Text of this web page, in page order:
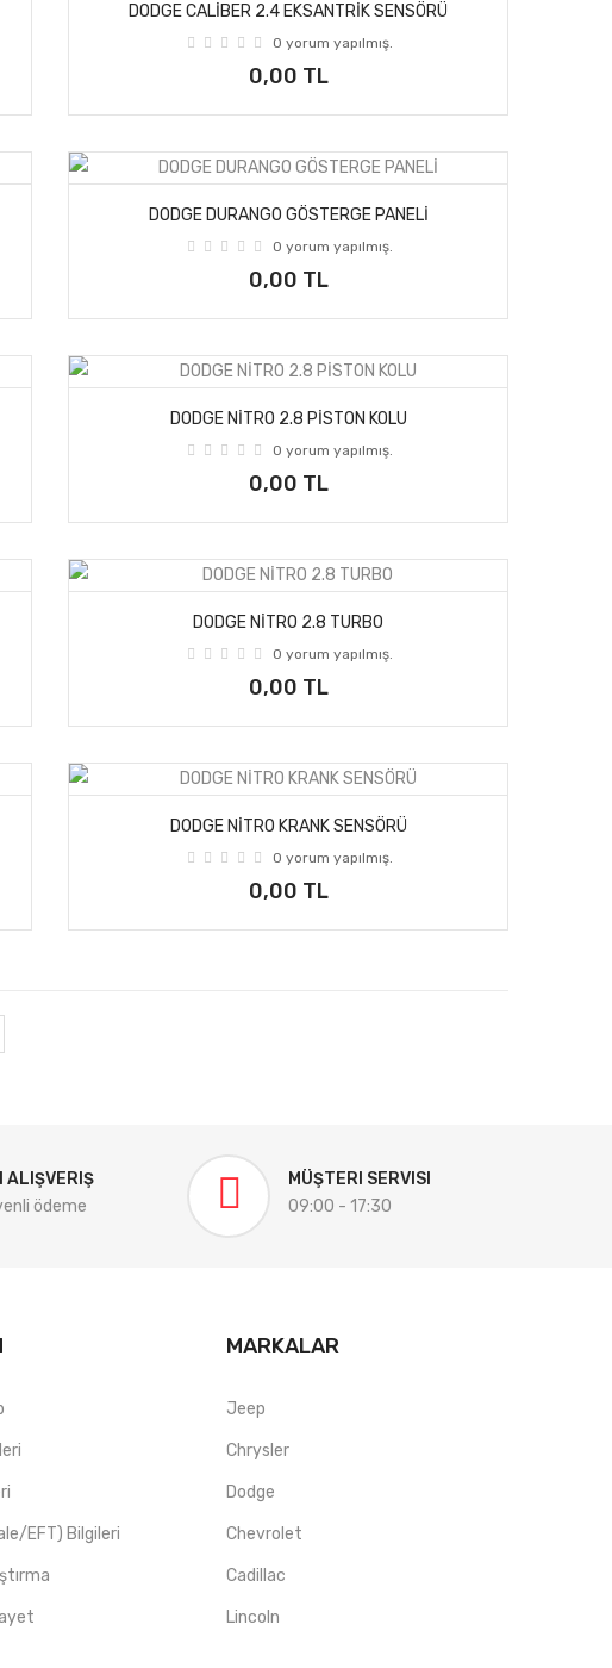
DODGE CALİBER 2.4 EKSANTRİK SENSÖRÜ
0 yorum yapılmış.
0,00 TL
DODGE DURANGO GÖSTERGE PANELİ
0 yorum yapılmış.
0,00 TL
DODGE NİTRO 2.8 PİSTON KOLU
0 yorum yapılmış.
0,00 TL
DODGE NİTRO 2.8 TURBO
0 yorum yapılmış.
0,00 TL
DODGE NİTRO KRANK SENSÖRÜ
0 yorum yapılmış.
0,00 TL
ALIŞVERIŞ
ödeme
MÜŞTERI SERVISI
09:00 - 17:30
EFT) Bilgileri
MARKALAR
Jeep
Chrysler
Dodge
Chevrolet
Cadillac
Lincoln